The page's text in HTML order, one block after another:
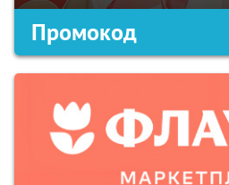
Промокод